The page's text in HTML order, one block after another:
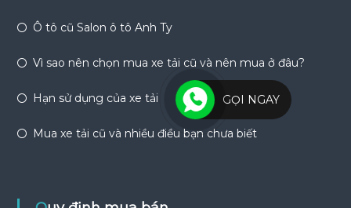
Ô tô cũ Salon ô tô Anh Ty
Vì sao nên chọn mua xe tải cũ và nên mua ở đâu?
Hạn sử dụng của xe tải
Mua xe tải cũ và nhiều điều bạn chưa biết
GỌI NGAY